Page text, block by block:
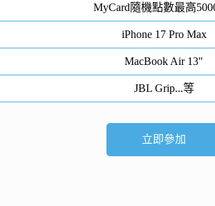
MyCard隨機點數最高
iPhone 17 Pro Max
MacBook Air 13"
JBL Grip...等
立即參加